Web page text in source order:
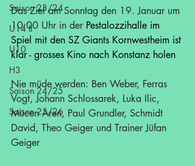
Saison 23/24
U14 II
U10
H3
Saison 24/25
Saison 25/26
Das Ziel am Sonntag den 19. Januar um
10:00 Uhr in der Pestalozzihalle im
Spiel mit den SZ Giants Kornwestheim ist
klar - grosses Kino nach Konstanz holen
Nie müde werden: Ben Weber, Ferras
Vogt, Johann Schlossarek, Luka Ilic,
Mücen Aren, Paul Grundler, Schmidt
David, Theo Geiger und Trainer Jüfan
Geiger